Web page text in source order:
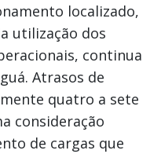
localizado,
utilização dos
continua
Atrasos de
quatro a sete
consideração
de cargas que